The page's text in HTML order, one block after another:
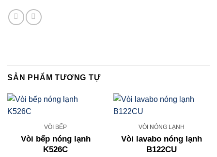
SẢN PHẨM TƯƠNG TỰ
VÒI BẾP
Vòi bếp nóng lạnh
K526C
VÒI NÓNG LẠNH
Vòi lavabo nóng lạnh
B122CU